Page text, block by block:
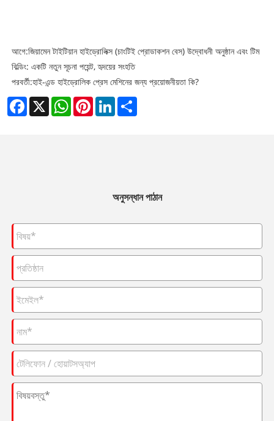
আগে:জিয়ামেন টাইটিয়ান হাইড্রোলিক্স (চাংটিই প্রোডাকশন বেস) উদ্বোধনী অনুষ্ঠান এবং টিম
বিল্ডিং: একটি নতুন সূচনা পয়েন্ট, হৃদয়ের সংহতি
পরবর্তী:হাই-এন্ড হাইড্রোলিক প্রেস মেশিনের জন্য প্রয়োজনীয়তা কি?
Facebook
X WhatsAppPinterestLinkedIn
অনুসন্ধান পাঠান